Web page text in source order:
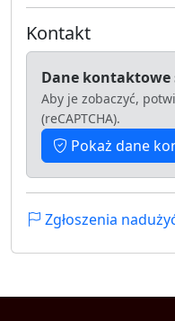
Kontakt
Dane kontaktowe
Aby je zobaczyć,
(reCAPTCHA).
Pokaż dane
Zgłoszenia